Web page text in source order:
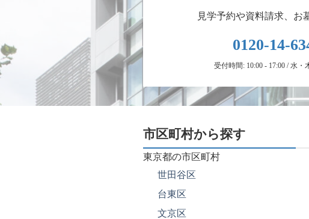
見学予約や資料請求、お
0120-14-
受付時間: 10:00 - 17:00 / 水・
市区町村から探す
東京都の市区町村
世田谷区
台東区
文京区